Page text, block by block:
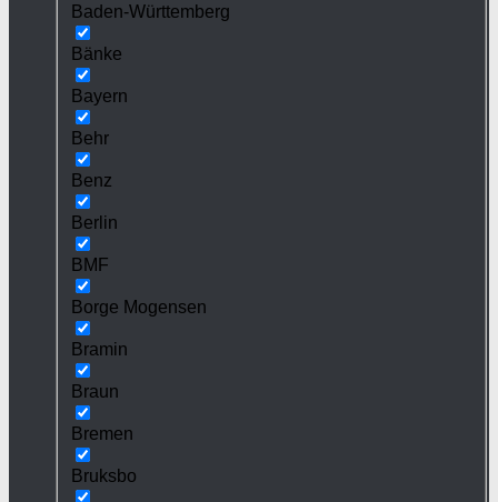
Baden-Württemberg
Bänke
Bayern
Behr
Benz
Berlin
BMF
Borge Mogensen
Bramin
Braun
Bremen
Bruksbo